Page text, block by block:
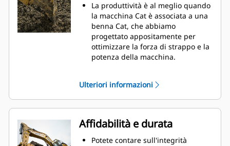
La produttività è al meglio quando
la macchina Cat è associata a una
benna Cat, che abbiamo
progettato appositamente per
ottimizzare la forza di strappo e la
potenza della macchina.
benna. Il gioco del tallone
aggiunto assicura che il fondo
della benna non si trascini,
riducendo i costi della
manutenzione.
I consumi di carburante si
Ulteriori informazioni
Affidabilità e durata
Potete contare sull'integrità